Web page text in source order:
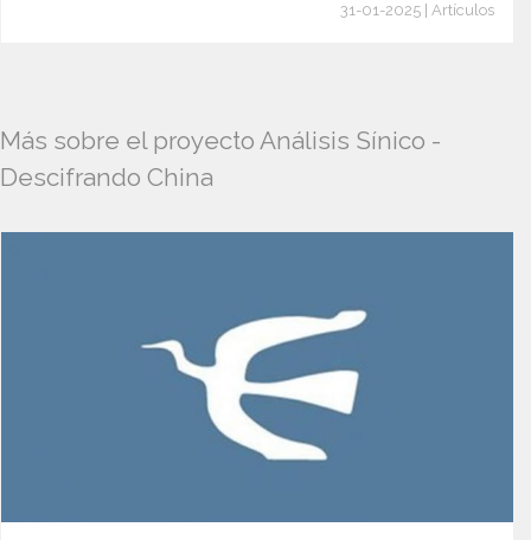
31-01-2025 | Artículos
Más sobre el proyecto Análisis Sínico -
Descifrando China